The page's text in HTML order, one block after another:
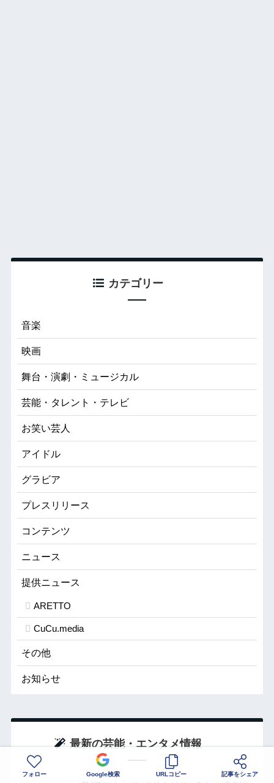
カテゴリー
音楽
映画
舞台・演劇・ミュージカル
芸能・タレント・テレビ
お笑い芸人
アイドル
グラビア
プレスリリース
コンテンツ
ニュース
提供ニュース
ARETTO
CuCu.media
その他
お知らせ
最新の芸能・エンタメ情報
フォロー Google検索 URLコピー 記事をシェア